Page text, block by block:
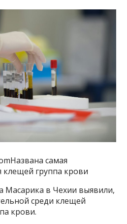
самая
клещей группа крови
Масарика в Чехии выявили,
среди клещей
крови.